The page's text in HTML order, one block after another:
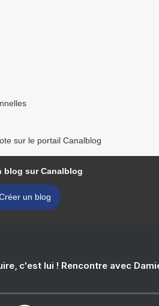
sur le portail Canalblog
blog sur Canalblog
un blog
c'est lui ! Rencontre avec